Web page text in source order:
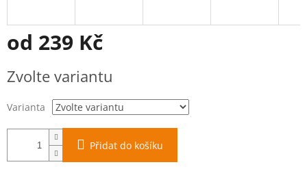
od 239 Kč
cena:
Zvolte variantu
Varianta
Přidat do košíku